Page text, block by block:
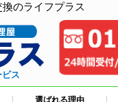
のライフプラス
ス